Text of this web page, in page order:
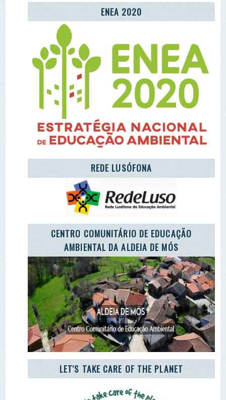
LET'S TAKE CARE OF THE PLANET
CARETAKERS
AGÊNCIA JOVEM NOTÍCIAS